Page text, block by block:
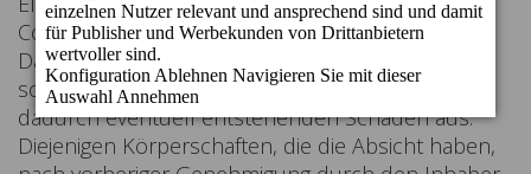
Computersystemen, den Dokumenten oder den
Dateien des Benutzers hervorrufen können und
schließt jegliche Haftung für alle dem Benutzer
dadurch eventuell entstehenden Schäden aus.
Diejenigen Körperschaften, die die Absicht haben,